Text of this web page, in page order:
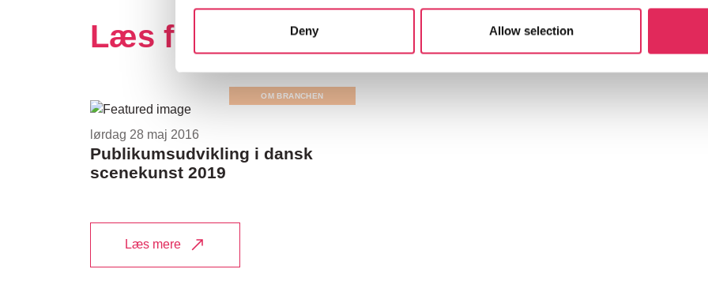
Deny Allow selection
Læs flere nyheder
OM BRANCHEN
lørdag 28 maj 2016
Publikumsudvikling i dansk
scenekunst 2019
Læs mere